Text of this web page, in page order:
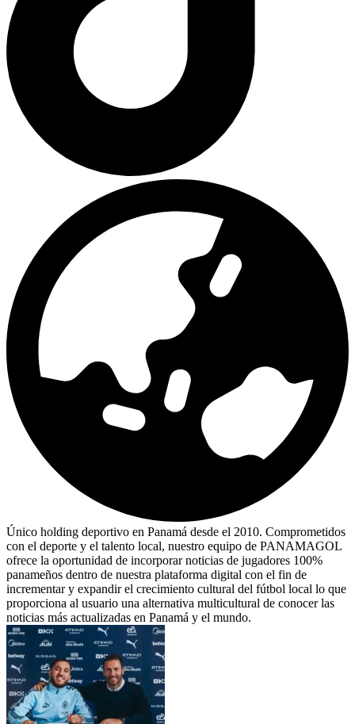
Único holding deportivo en Panamá desde el 2010. Comprometidos
con el deporte y el talento local, nuestro equipo de PANAMAGOL
ofrece la oportunidad de incorporar noticias de jugadores 100%
panameños dentro de nuestra plataforma digital con el fin de
incrementar y expandir el crecimiento cultural del fútbol local lo que
proporciona al usuario una alternativa multicultural de conocer las
noticias más actualizadas en Panamá y el mundo.